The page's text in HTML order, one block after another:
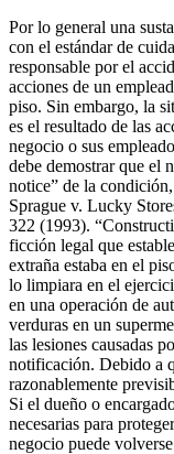
Por lo general una
con el estándar de
responsable por el
acciones de un
piso. Sin embargo, la
es el resultado de las
negocio o sus
debe demostrar que el
notice” de la
Sprague v. Lucky
322 (1993).
ficción legal que
extraña estaba en el
lo limpiara en el
en una operación de
verduras en un
las lesiones causadas
notificación. Debido a
razonablemente
Si el dueño o
necesarias para
negocio puede